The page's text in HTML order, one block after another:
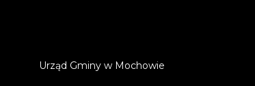
Urząd Gminy w Mochowie